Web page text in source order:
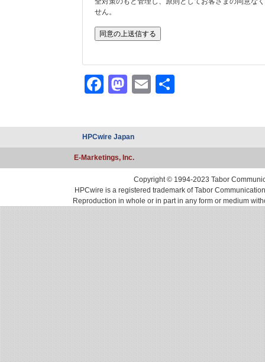
せん。
Facebook
Mastodon
Email
HPCwire Japan
E-Marketings, Inc.
Copyright © 1994-2023 Tabor
HPCwire is a registered trademark of Tabor
Reproduction in whole or in part in any form or medium